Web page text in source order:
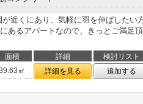
近くにあり、気軽に羽を伸ばしたい
あるアパートなので、きっとご満足
面積 詳細
検討リスト
㎡ 詳細を見る 追加する